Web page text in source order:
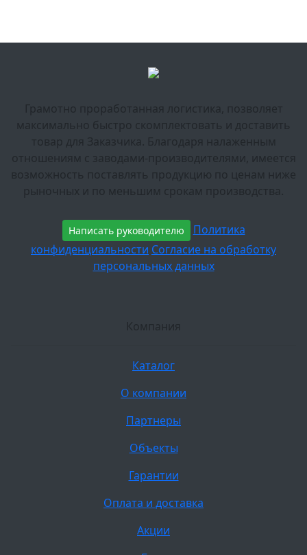
Грамотно проработанная логистика, позволяет
максимально быстро скомплектовать и доставить
товар для Заказчика. Благодаря налаженным
отношениям с заводами-производителями, имеется
возможность поставлять продукцию по ценам ниже
рыночных и по меньшим срокам производства.
Написать руководителю
Политика
конфиденциальности Согласие на обработку
персональных данных
Компания
Каталог
О компании
Партнеры
Объекты
Гарантии
Оплата и доставка
Акции